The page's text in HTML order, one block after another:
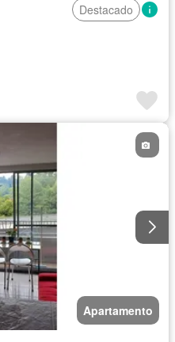
Destacado
Apartamento